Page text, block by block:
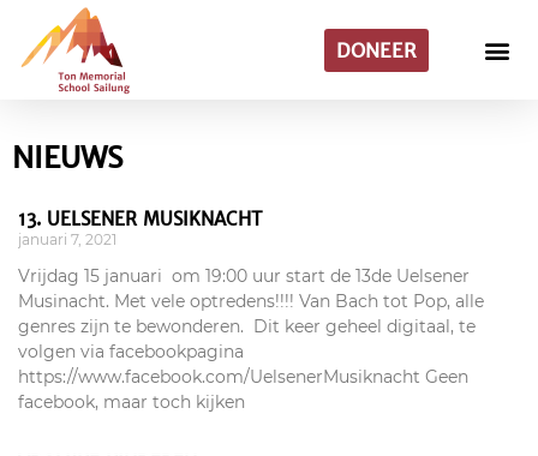
DONEER
NIEUWS
13. UELSENER MUSIKNACHT
januari 7, 2021
Vrijdag 15 januari om 19:00 uur start de 13de Uelsener
Musinacht. Met vele optredens!!!! Van Bach tot Pop, alle
genres zijn te bewonderen. Dit keer geheel digitaal, te
volgen via facebookpagina
https://www.facebook.com/UelsenerMusiknacht Geen
facebook, maar toch kijken